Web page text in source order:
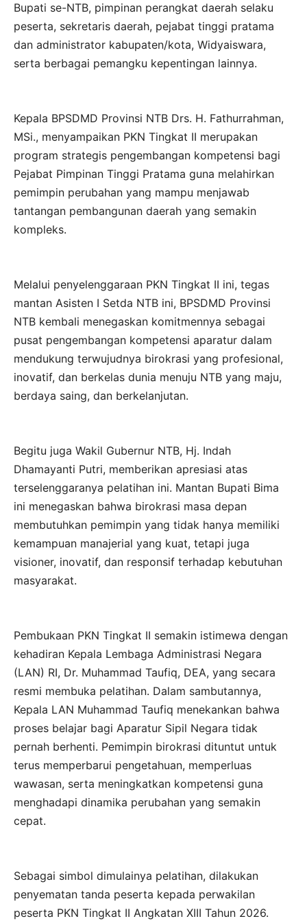
Bupati se-NTB, pimpinan perangkat daerah selaku
peserta, sekretaris daerah, pejabat tinggi pratama
dan administrator kabupaten/kota, Widyaiswara,
serta berbagai pemangku kepentingan lainnya.
Kepala BPSDMD Provinsi NTB Drs. H. Fathurrahman,
MSi., menyampaikan PKN Tingkat II merupakan
program strategis pengembangan kompetensi bagi
Pejabat Pimpinan Tinggi Pratama guna melahirkan
pemimpin perubahan yang mampu menjawab
tantangan pembangunan daerah yang semakin
kompleks.
Melalui penyelenggaraan PKN Tingkat II ini, tegas
mantan Asisten I Setda NTB ini, BPSDMD Provinsi
NTB kembali menegaskan komitmennya sebagai
pusat pengembangan kompetensi aparatur dalam
mendukung terwujudnya birokrasi yang profesional,
inovatif, dan berkelas dunia menuju NTB yang maju,
berdaya saing, dan berkelanjutan.
Begitu juga Wakil Gubernur NTB, Hj. Indah
Dhamayanti Putri, memberikan apresiasi atas
terselenggaranya pelatihan ini. Mantan Bupati Bima
ini menegaskan bahwa birokrasi masa depan
membutuhkan pemimpin yang tidak hanya memiliki
kemampuan manajerial yang kuat, tetapi juga
visioner, inovatif, dan responsif terhadap kebutuhan
masyarakat.
Pembukaan PKN Tingkat II semakin istimewa dengan
kehadiran Kepala Lembaga Administrasi Negara
(LAN) RI, Dr. Muhammad Taufiq, DEA, yang secara
resmi membuka pelatihan. Dalam sambutannya,
Kepala LAN Muhammad Taufiq menekankan bahwa
proses belajar bagi Aparatur Sipil Negara tidak
pernah berhenti. Pemimpin birokrasi dituntut untuk
terus memperbarui pengetahuan, memperluas
wawasan, serta meningkatkan kompetensi guna
menghadapi dinamika perubahan yang semakin
cepat.
Sebagai simbol dimulainya pelatihan, dilakukan
penyematan tanda peserta kepada perwakilan
peserta PKN Tingkat II Angkatan XIII Tahun 2026.